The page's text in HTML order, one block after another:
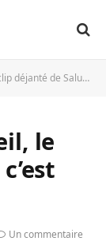
de Salut c’est cool
le
Un commentaire